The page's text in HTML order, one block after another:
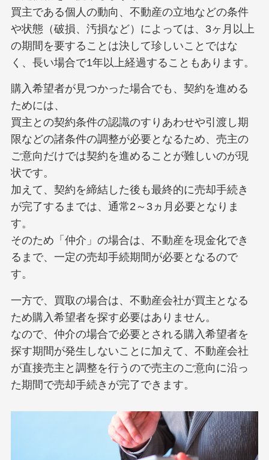
買主である個人の動向、不動産の立地などの条件
や状態（破損、汚損など）によっては、3ヶ月以上
の期間を要することは決して珍しいことではな
く、長い場合で1年以上経過することもあります。
購入希望者が見つかった場合でも、契約を進める
ためには、
買主との契約条件の認識のすりあわせや引渡し期
限などの諸条件の調整が必要となるため、売主の
ご意向だけでは契約を進めることが難しいのが現
状です。
加えて、契約を締結した後も最終的に売却手続き
が完了するまでは、通常2～3ヵ月必要となりま
す。
そのため「仲介」の場合は、不動産を現金化でき
るまで、一定の売却手続期間が必要となるので
す。
一方で、買取の場合は、不動産会社が買主となる
ため購入希望者を探す必要はありません。
なので、仲介の場合で必要とされる購入希望者を
探す期間が発生しないことに加えて、不動産会社
が直接売主と調整を行うので売主のご意向に沿っ
た期間で売却手続きが完了できます。